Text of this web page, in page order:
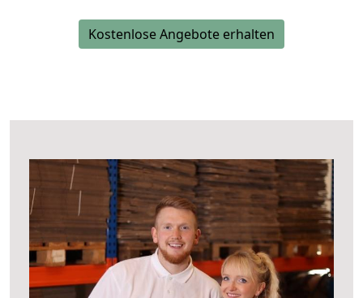
Kostenlose Angebote erhalten